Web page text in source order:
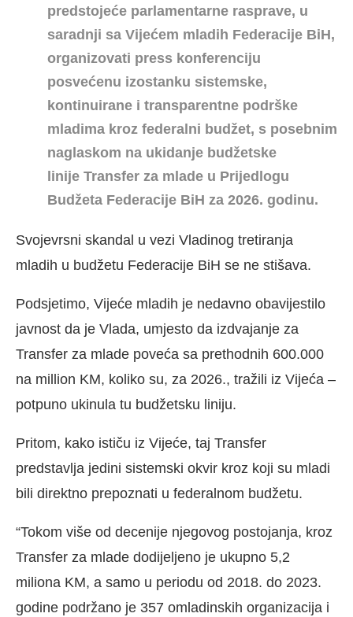
predstojeće parlamentarne rasprave, u
saradnji sa Vijećem mladih Federacije BiH,
organizovati press konferenciju
posvećenu izostanku sistemske,
kontinuirane i transparentne podrške
mladima kroz federalni budžet, s posebnim
naglaskom na ukidanje budžetske
linije Transfer za mlade u Prijedlogu
Budžeta Federacije BiH za 2026. godinu.
Svojevrsni skandal u vezi Vladinog tretiranja
mladih u budžetu Federacije BiH se ne stišava.
Podsjetimo, Vijeće mladih je nedavno obavijestilo
javnost da je Vlada, umjesto da izdvajanje za
Transfer za mlade poveća sa prethodnih 600.000
na million KM, koliko su, za 2026., tražili iz Vijeća –
potpuno ukinula tu budžetsku liniju.
Pritom, kako ističu iz Vijeće, taj Transfer
predstavlja jedini sistemski okvir kroz koji su mladi
bili direktno prepoznati u federalnom budžetu.
“Tokom više od decenije njegovog postojanja, kroz
Transfer za mlade dodijeljeno je ukupno 5,2
miliona KM, a samo u periodu od 2018. do 2023.
godine podržano je 357 omladinskih organizacija i